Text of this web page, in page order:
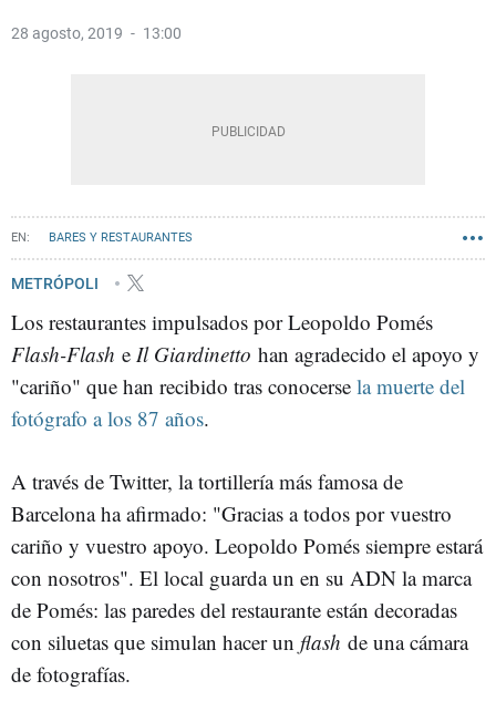
28 agosto, 2019 13:00
BARES Y RESTAURANTES
METRÓPOLI
Los restaurantes impulsados por Leopoldo Pomés
Flash-Flash e Il Giardinetto han agradecido el apoyo y
"cariño" que han recibido tras conocerse la muerte del
fotógrafo a los 87 años.
A través de Twitter, la tortillería más famosa de
Barcelona ha afirmado: "Gracias a todos por vuestro
cariño y vuestro apoyo. Leopoldo Pomés siempre estará
con nosotros". El local guarda un en su ADN la marca
de Pomés: las paredes del restaurante están decoradas
con siluetas que simulan hacer un flash de una cámara
de fotografías.